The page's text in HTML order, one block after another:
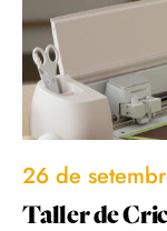
26 de
Taller de